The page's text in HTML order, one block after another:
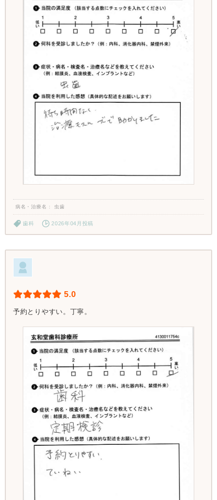
病名・治療名 虫歯
歯科 2026年04月投稿
5.0
予約とりやすい。丁寧。